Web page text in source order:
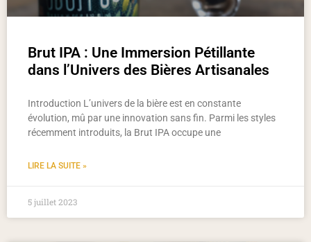
Brut IPA : Une Immersion Pétillante
dans l’Univers des Bières Artisanales
Introduction L’univers de la bière est en constante
évolution, mû par une innovation sans fin. Parmi les styles
récemment introduits, la Brut IPA occupe une
LIRE LA SUITE »
5 juillet 2023